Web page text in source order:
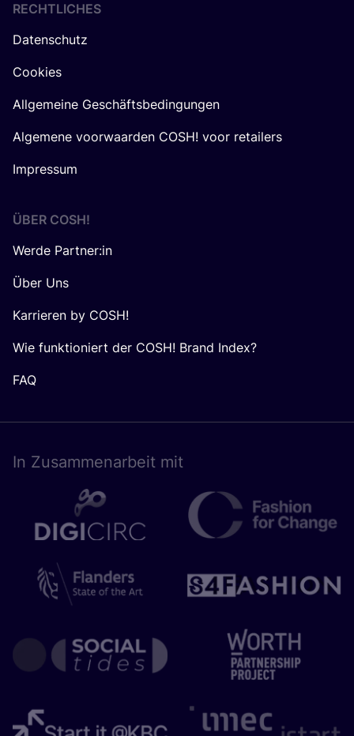
RECHTLICHES
Datenschutz
Cookies
Allgemeine Geschäftsbedingungen
Algemene voorwaarden COSH! voor retailers
Impressum
ÜBER COSH!
Werde Partner:in
Über Uns
Karrieren by COSH!
Wie funktioniert der COSH! Brand Index?
FAQ
In Zusam­men­ar­beit mit